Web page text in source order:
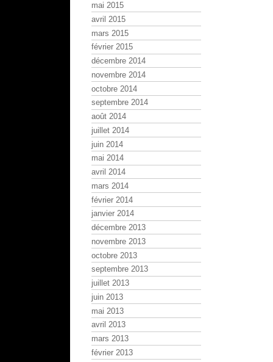
mai 2015
avril 2015
mars 2015
février 2015
décembre 2014
novembre 2014
octobre 2014
septembre 2014
août 2014
juillet 2014
juin 2014
mai 2014
avril 2014
mars 2014
février 2014
janvier 2014
décembre 2013
novembre 2013
octobre 2013
septembre 2013
juillet 2013
juin 2013
mai 2013
avril 2013
mars 2013
février 2013